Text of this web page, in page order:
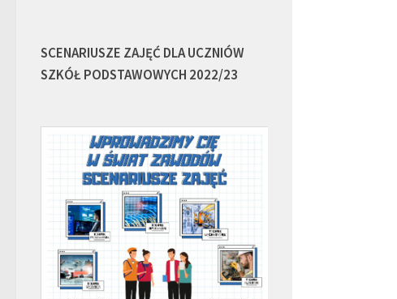
SCENARIUSZE ZAJĘĆ DLA UCZNIÓW
SZKÓŁ PODSTAWOWYCH 2022/23